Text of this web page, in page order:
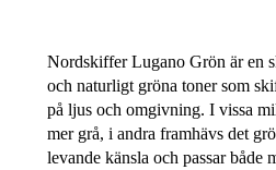
Nordskiffer Lugano Grön är en
och naturligt gröna toner som
på ljus och omgivning. I vissa
mer grå, i andra framhävs det
levande känsla och passar både